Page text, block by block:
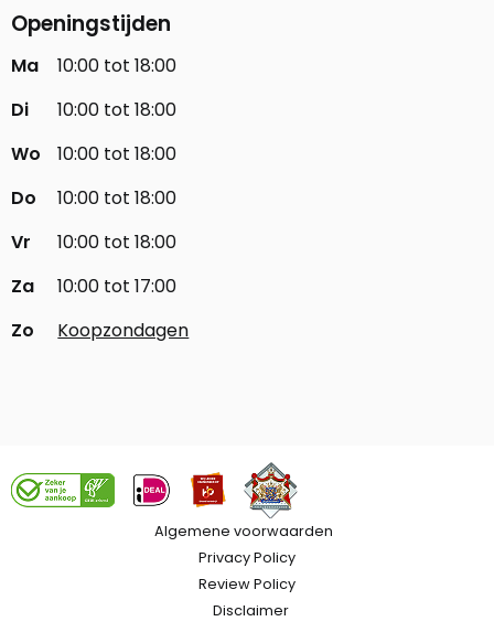
Openingstijden
Ma
10:00 tot 18:00
Di
10:00 tot 18:00
Wo
10:00 tot 18:00
Do
10:00 tot 18:00
Vr
10:00 tot 18:00
Za
10:00 tot 17:00
Zo
Koopzondagen
Algemene voorwaarden
Privacy Policy
Review Policy
Disclaimer